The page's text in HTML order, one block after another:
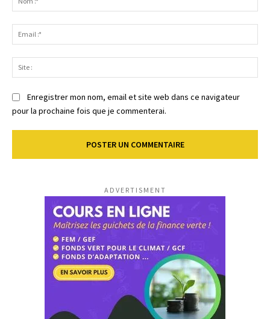
:*
:*
:
Enregistrer mon nom, email et site web dans ce navigateur
pour la prochaine fois que je commenterai.
ADVERTISMENT